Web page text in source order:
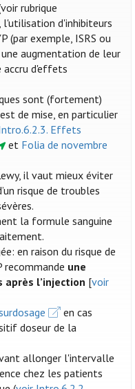
rubrique
l'utilisation d'inhibiteurs
(par exemple, ISRS ou
augmentation de leur
accru d'effets
sont (fortement)
de mise, en particulier
Effets
et Folia de novembre
il vaut mieux éviter
risque de troubles
la formule sanguine
en raison du risque de
recommande une
l’injection [voir
en cas
doseur de la
allonger l'intervalle
chez les patients